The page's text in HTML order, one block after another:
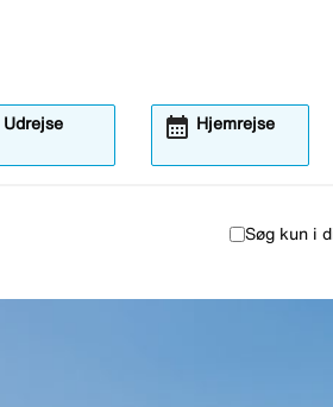
Udrejse Hjemrejse
calendar_month
Søg kun i